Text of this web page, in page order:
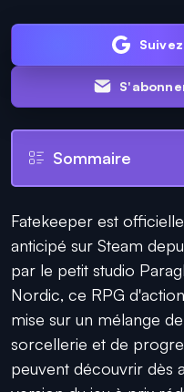
Sommaire
Fatekeeper est
anticipé sur Steam
par le petit studio
Nordic, ce RPG
mise sur un mélange
sorcellerie et de
peuvent découvrir dès